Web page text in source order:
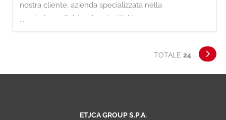
nostra cliente, azienda specializzata nella
produzione di sistemi costruttivi in
calcestruzzo aerato autoclavato (AAC),
...
TOTALE 24
ETJCA GROUP S.P.A.